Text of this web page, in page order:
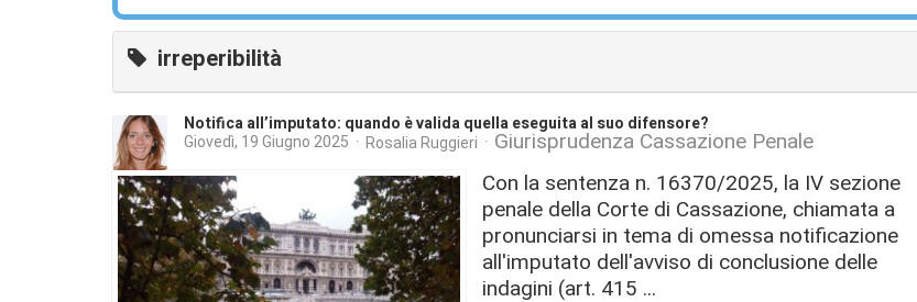
irreperibilità
Notifica all’imputato: quando è valida quella eseguita al suo difensore?
Giovedì, 19 Giugno 2025 Rosalia Ruggieri
Giurisprudenza Cassazione Penale
Con la sentenza n. 16370/2025, la IV sezione
penale della Corte di Cassazione, chiamata a
pronunciarsi in tema di omessa notificazione
all'imputato dell'avviso di conclusione delle
indagini (art. 415 ...